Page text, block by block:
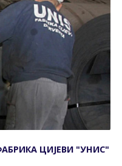
ЦИЈЕВИ "УНИС"